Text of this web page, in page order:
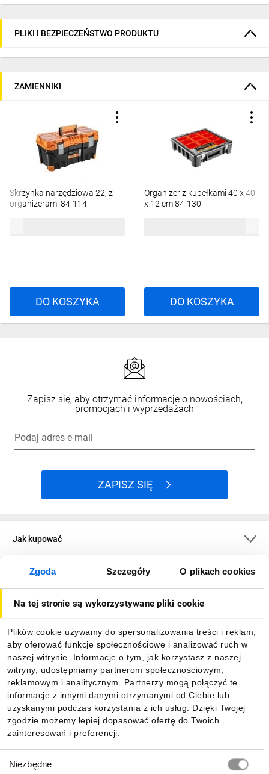
Zgoda Szczegóły O plikach cookies
Na tej stronie są wykorzystywane pliki cookie
Plików cookie używamy do spersonalizowania treści i reklam,
aby oferować funkcje społecznościowe i analizować ruch w
naszej witrynie. Informacje o tym, jak korzystasz z naszej
witryny, udostępniamy partnerom społecznościowym,
reklamowym i analitycznym. Partnerzy mogą połączyć te
informacje z innymi danymi otrzymanymi od Ciebie lub
uzyskanymi podczas korzystania z ich usług. Dzięki Twojej
zgodzie możemy lepiej dopasować ofertę do Twoich
zainteresowań i preferencji.
zgody
Niezbędne
PLIKI I BEZPIECZEŃSTWO PRODUKTU
ZAMIENNIKI
Skrzynka narzędziowa 22, z
organizerami 84-114
DO KOSZYKA
Organizer z kubełkami 40 x 40
x 12 cm 84-130
DO KOSZYKA
Zapisz się, aby otrzymać informacje o nowościach,
promocjach i wyprzedażach
Podaj adres e-mail
ZAPISZ SIĘ
Jak kupować
O firmie
Informacje
Pobierz naszą aplikację mobilną: